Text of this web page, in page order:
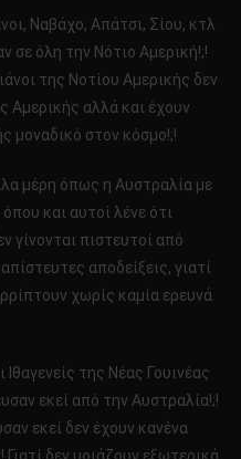
Ναβάχο, Απάτσι, Σίου, κτλ
σε όλη την Νότιο Αμερική!;!
της Νοτίου Αμερικής δεν
Αμερικής αλλά και έχουν
μοναδικό στον κόσμο!;!
μέρη όπως η Αυστραλία με
και αυτοί λένε ότι
γίνονται πιστευτοί από
αποδείξεις, γιατί
χωρίς καμία ερευνά
Ιθαγενείς της Νέας Γουινέας
εκεί από την Αυστραλία!;!
εκεί δεν έχουν κανένα